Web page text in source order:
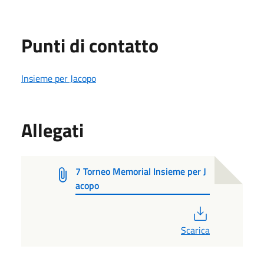
Punti di contatto
Insieme per Jacopo
Allegati
7 Torneo Memorial Insieme per J
acopo
Scarica